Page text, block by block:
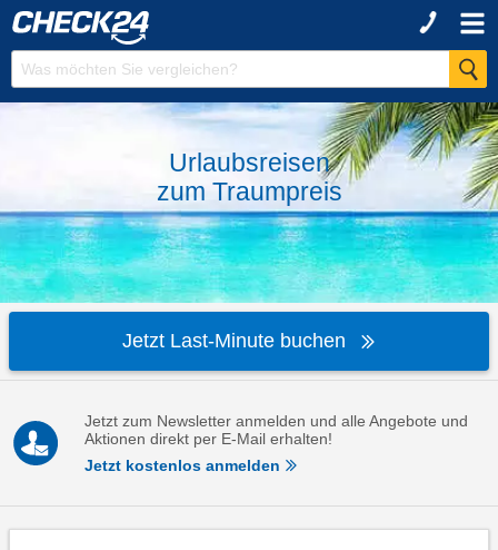
Urlaubsreisen
zum Traumpreis
Jetzt Last-Minute buchen
Jetzt zum Newsletter anmelden und alle Angebote und
Aktionen direkt per E-Mail erhalten!
Jetzt kostenlos anmelden